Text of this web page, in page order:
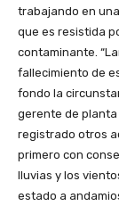
trabajando en
que es resistida
contaminante.
fallecimiento de
fondo la
gerente de planta
registrado otros
primero con
lluvias y los
estado a